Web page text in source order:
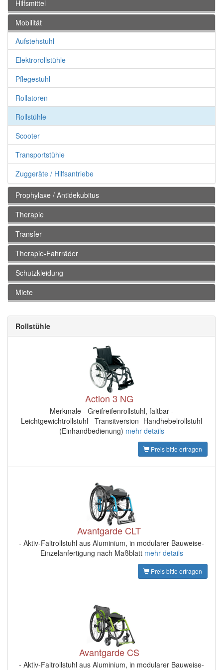
Hilfsmittel
Mobilität
Aufstehstuhl
Elektrorollstühle
Pflegestuhl
Rollatoren
Rollstühle
Scooter
Transportstühle
Zuggeräte / Hilfsantriebe
Prophylaxe / Antidekubitus
Therapie
Transfer
Therapie-Fahrräder
Schutzkleidung
Miete
Rollstühle
Action 3 NG
Merkmale - Greifreifenrollstuhl, faltbar -
Leichtgewichtrollstuhl - Transitversion- Handhebelrollstuhl
(Einhandbedienung) mehr details
Preis bitte erfragen
Avantgarde CLT
- Aktiv-Faltrollstuhl aus Aluminium, in modularer Bauweise-
Einzelanfertigung nach Maßblatt mehr details
Preis bitte erfragen
Avantgarde CS
- Aktiv-Faltrollstuhl aus Aluminium, in modularer Bauweise-